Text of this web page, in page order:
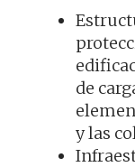
de
y las